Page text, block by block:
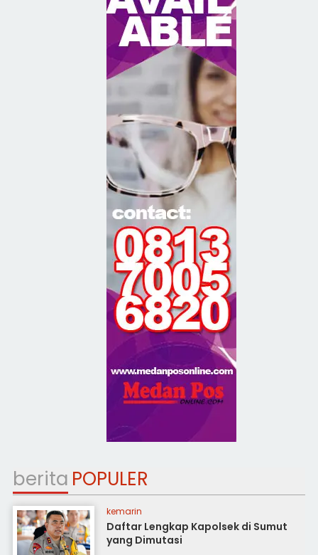
berita POPULER
kemarin
Daftar Lengkap Kapolsek di Sumut
yang Dimutasi